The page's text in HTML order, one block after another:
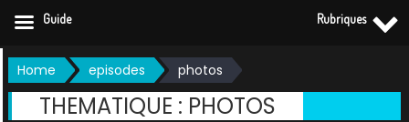
Skip
to
content
Home episodes photos
THEMATIQUE : PHOTOS
Guide Rubriques